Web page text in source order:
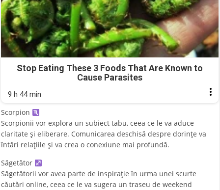
Stop Eating These 3 Foods That Are Known to
Cause Parasites
9 h 44 min
Scorpion
Scorpionii vor explora un subiect tabu, ceea ce le va aduce
claritate și eliberare. Comunicarea deschisă despre dorințe va
întări relațiile și va crea o conexiune mai profundă.
Săgetător
Săgetătorii vor avea parte de inspirație în urma unei scurte
căutări online, ceea ce le va sugera un traseu de weekend